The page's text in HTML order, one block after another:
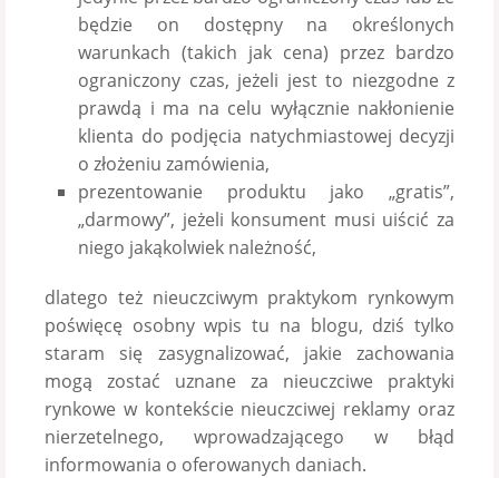
będzie on dostępny na określonych
warunkach (takich jak cena) przez bardzo
ograniczony czas, jeżeli jest to niezgodne z
prawdą i ma na celu wyłącznie nakłonienie
klienta do podjęcia natychmiastowej decyzji
o złożeniu zamówienia,
prezentowanie produktu jako „gratis”,
„darmowy”, jeżeli konsument musi uiścić za
niego jakąkolwiek należność,
dlatego też nieuczciwym praktykom rynkowym
poświęcę osobny wpis tu na blogu, dziś tylko
staram się zasygnalizować, jakie zachowania
mogą zostać uznane za nieuczciwe praktyki
rynkowe w kontekście nieuczciwej reklamy oraz
nierzetelnego, wprowadzającego w błąd
informowania o oferowanych daniach.